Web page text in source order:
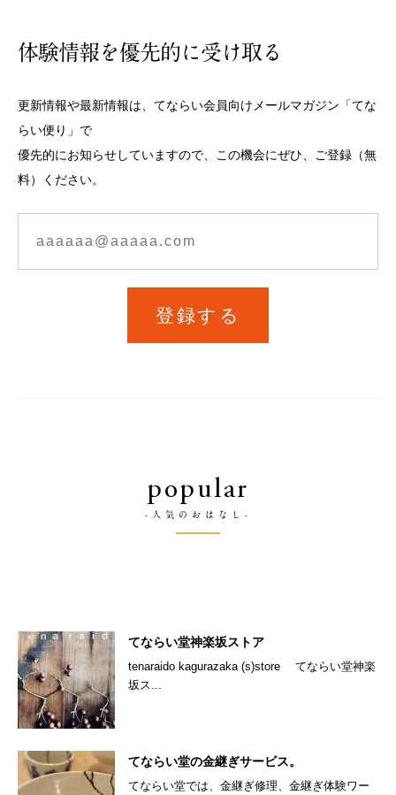
体験情報を優先的に受け取る
更新情報や最新情報は、てならい会員向けメールマガジン「てな
らい便り」で
優先的にお知らせしていますので、この機会にぜひ、ご登録（無
料）ください。
登録する
popular
-人気のおはなし-
てならい堂神楽坂ストア
tenaraido kagurazaka (s)store てならい堂神楽
坂ス...
てならい堂の金継ぎサービス。
てならい堂では、金継ぎ修理、金継ぎ体験ワー